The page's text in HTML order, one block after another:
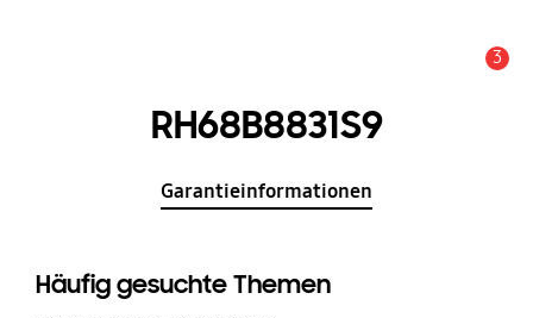
3
RH68B8831S9
Garantieinformationen
Häufig gesuchte Themen